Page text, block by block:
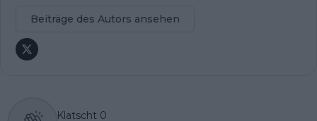
Beiträge des Autors ansehen
Klatscht 0